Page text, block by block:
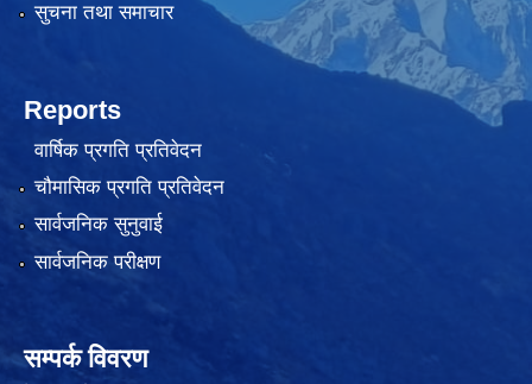
सुचना तथा समाचार
Reports
वार्षिक प्रगति प्रतिवेदन
चौमासिक प्रगति प्रतिवेदन
सार्वजनिक सुनुवाई
सार्वजनिक परीक्षण
सम्पर्क विवरण